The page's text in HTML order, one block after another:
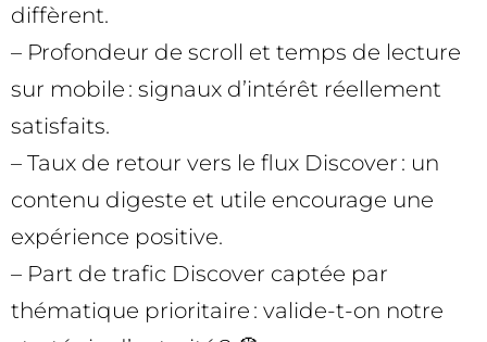
diffèrent.
– Profondeur de scroll et temps de lecture
sur mobile : signaux d’intérêt réellement
satisfaits.
– Taux de retour vers le flux Discover : un
contenu digeste et utile encourage une
expérience positive.
– Part de trafic Discover captée par
thématique prioritaire : valide-t-on notre